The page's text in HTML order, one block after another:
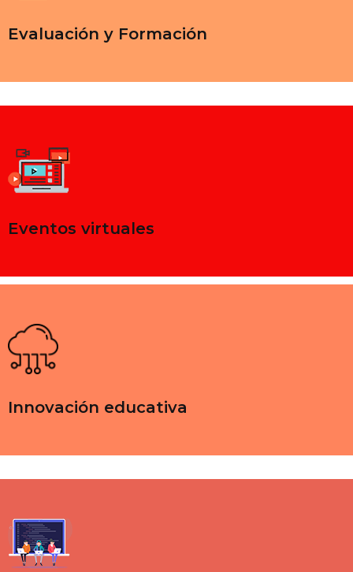
Evaluación y Formación
Eventos virtuales
Innovación educativa